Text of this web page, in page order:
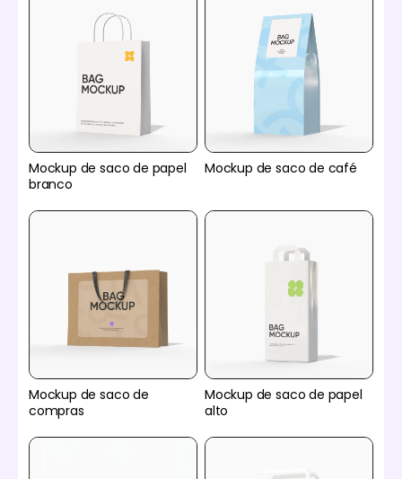
Mockup de saco de papel
branco
Mockup de saco de café
Mockup de saco de
compras
Mockup de saco de papel
alto